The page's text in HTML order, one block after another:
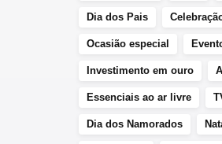
Dia dos Pais
Ocasião especial
Investimento em ouro
Essenciais ao ar livre
Dia dos Namorados